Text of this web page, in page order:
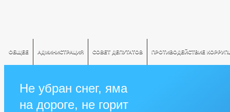
ОБЩЕЕ АДМИНИСТРАЦИЯ СОВЕТ ДЕПУТАТОВ ПРОТИВОДЕЙСТВИЕ
Не убран снег, яма
на дороге, не горит